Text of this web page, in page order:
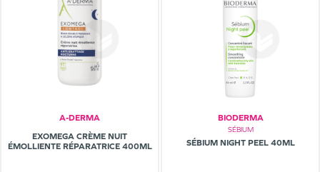
A-DERMA
EXOMEGA CRÈME NUIT
ÉMOLLIENTE RÉPARATRICE 400ML
BIODERMA
SÉBIUM
SÉBIUM NIGHT PEEL 40ML